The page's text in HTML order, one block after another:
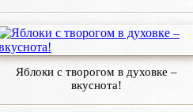
Яблоки с творогом в духовке –
вкуснота!